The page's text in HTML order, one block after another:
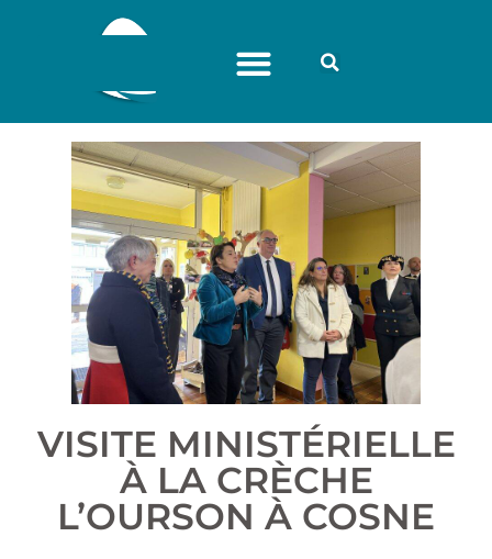
VISITE MINISTÉRIELLE
À LA CRÈCHE
L’OURSON À COSNE